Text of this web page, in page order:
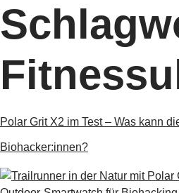
Polar Grit X2 im Test – Was kann
Biohacker:innen?